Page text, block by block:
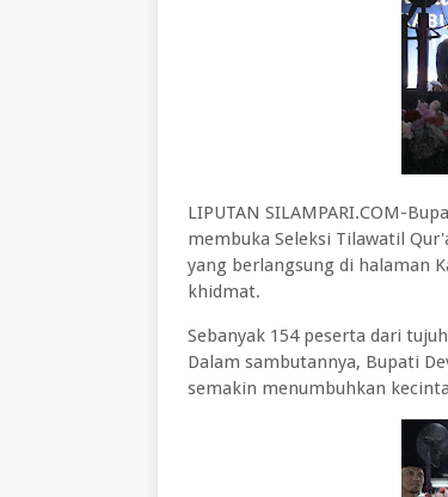
LIPUTAN SILAMPARI.COM-
membuka Seleksi Tilawatil
yang berlangsung di halaman
khidmat.
Sebanyak 154 peserta dari
Dalam sambutannya, Bupati
semakin menumbuhkan